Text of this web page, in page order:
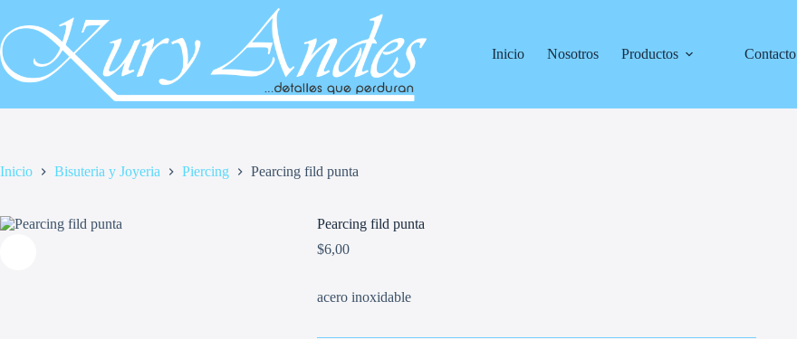
contenido
Inicio
Nosotros Productos Contacto
Inicio Bisuteria y Joyeria Piercing Pearcing fild punta
Pearcing fild punta
$6,00
acero inoxidable